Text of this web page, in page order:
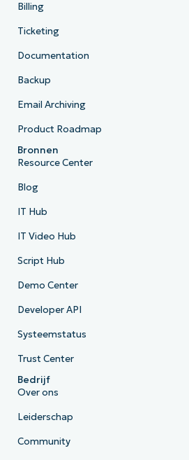
Billing
Ticketing
Documentation
Backup
Email Archiving
Product Roadmap
Bronnen
Resource Center
Blog
IT Hub
IT Video Hub
Script Hub
Demo Center
Developer API
Systeemstatus
Trust Center
Bedrijf
Over ons
Leiderschap
Community